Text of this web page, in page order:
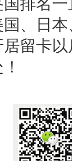
、日
留卡